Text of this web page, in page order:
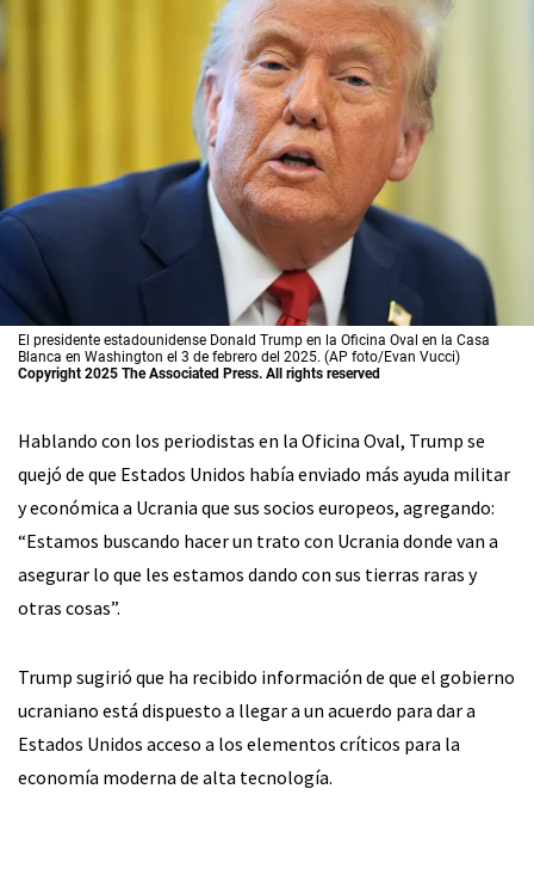
El presidente estadounidense Donald Trump en la Oficina Oval en la Casa
Blanca en Washington el 3 de febrero del 2025. (AP foto/Evan Vucci)
Copyright 2025 The Associated Press. All rights reserved
Hablando con los periodistas en la Oficina Oval, Trump se
quejó de que Estados Unidos había enviado más ayuda militar
y económica a Ucrania que sus socios europeos, agregando:
“Estamos buscando hacer un trato con Ucrania donde van a
asegurar lo que les estamos dando con sus tierras raras y
otras cosas”.
Trump sugirió que ha recibido información de que el gobierno
ucraniano está dispuesto a llegar a un acuerdo para dar a
Estados Unidos acceso a los elementos críticos para la
economía moderna de alta tecnología.